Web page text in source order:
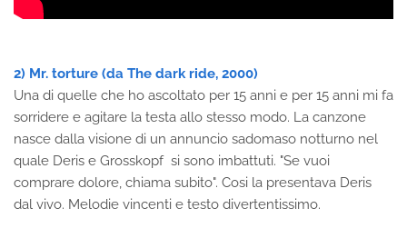
2) Mr. torture (da The dark ride, 2000)
Una di quelle che ho ascoltato per 15 anni e per 15 anni mi fa
sorridere e agitare la testa allo stesso modo. La canzone
nasce dalla visione di un annuncio sadomaso notturno nel
quale Deris e Grosskopf si sono imbattuti. "Se vuoi
comprare dolore, chiama subito". Cosi la presentava Deris
dal vivo. Melodie vincenti e testo divertentissimo.